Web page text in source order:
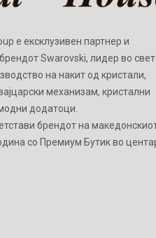
е ексклузивен партнер и
Swarovski, лидер во
на накит од кристали,
механизам, кристални
додатоци.
брендот на
со Премиум Бутик во